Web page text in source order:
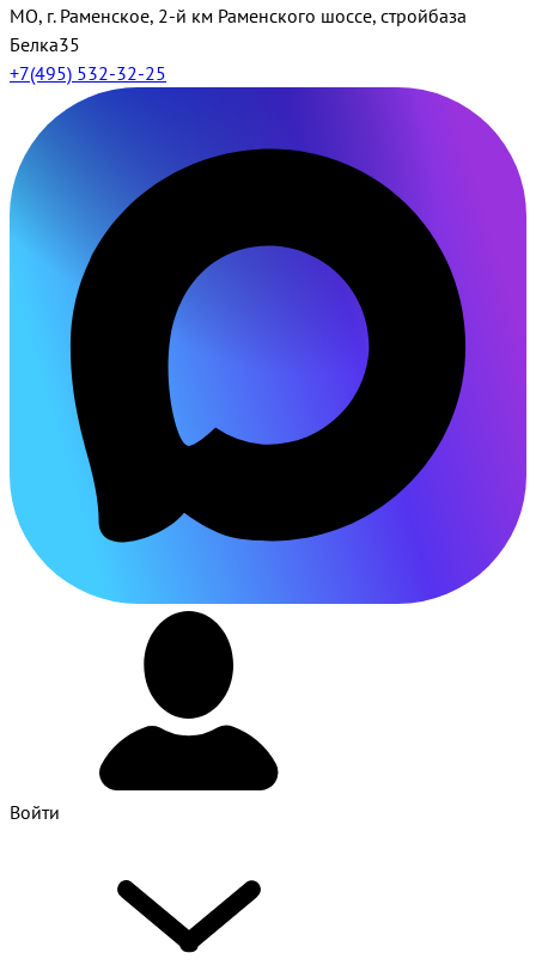
МО, г. Раменское, 2-й км Раменского шоссе, стройбаза
Белка35
+7(495) 532-32-25
Войти